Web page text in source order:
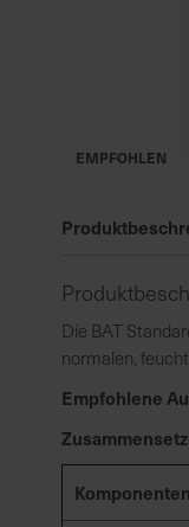
EMPFOHLEN
der
springen
Die BAT
normalen,
Empfohlene
Komponenten